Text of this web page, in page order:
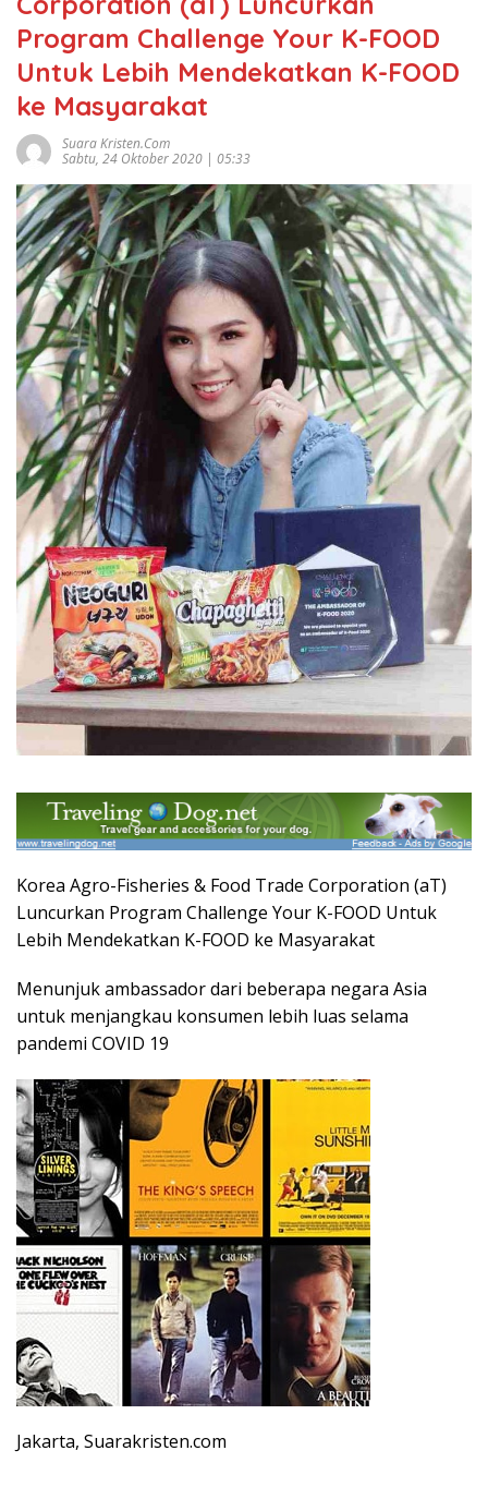
Program Challenge Your K-FOOD
Untuk Lebih Mendekatkan K-FOOD
ke Masyarakat
Suara Kristen.com
Sabtu, 24 Oktober 2020 | 05:33
Korea Agro-Fisheries & Food Trade Corporation (aT)
Luncurkan Program Challenge Your K-FOOD Untuk
Lebih Mendekatkan K-FOOD ke Masyarakat
Menunjuk ambassador dari beberapa negara Asia
untuk menjangkau konsumen lebih luas selama
pandemi COVID 19
Jakarta, Suarakristen.com